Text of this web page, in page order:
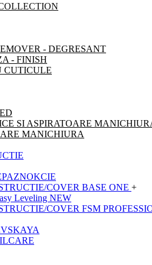
- DEGRESANT
- FINISH
CUTICULE
SI ASPIRATOARE
MANICHIURA
COVER BASE ONE +
Leveling NEW
COVER FSM